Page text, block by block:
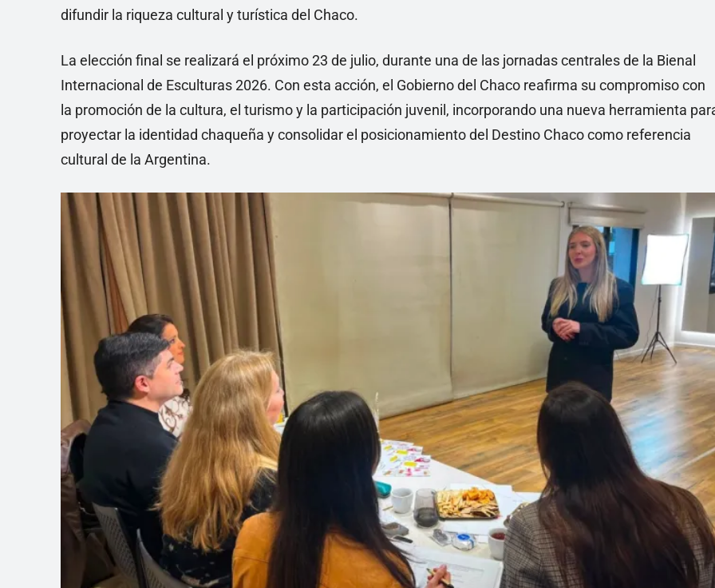
difundir la riqueza cultural y turística del Chaco.
La elección final se realizará el próximo 23 de julio, durante una de las jornadas centrales de la Bienal
Internacional de Esculturas 2026. Con esta acción, el Gobierno del Chaco reafirma su compromiso con
la promoción de la cultura, el turismo y la participación juvenil, incorporando una nueva herramienta
proyectar la identidad chaqueña y consolidar el posicionamiento del Destino Chaco como referencia
cultural de la Argentina.